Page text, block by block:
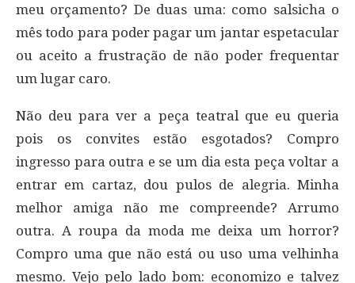
meu orçamento? De duas uma: como salsicha o
mês todo para poder pagar um jantar espetacular
ou aceito a frustração de não poder frequentar
um lugar caro.
Não deu para ver a peça teatral que eu queria
pois os convites estão esgotados? Compro
ingresso para outra e se um dia esta peça voltar a
entrar em cartaz, dou pulos de alegria. Minha
melhor amiga não me compreende? Arrumo
outra. A roupa da moda me deixa um horror?
Compro uma que não está ou uso uma velhinha
mesmo. Vejo pelo lado bom: economizo e talvez